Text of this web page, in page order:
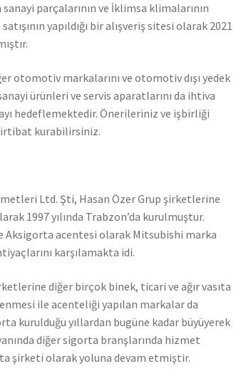
parçalarının ve İklimsa klimalarının
yapıldığı bir alışveriş sitesi olarak 2021
otomotiv markalarını ve otomotiv dışı yedek
ürünleri ve servis aparatlarını da ihtiva
hedeflemektedir. Önerileriniz ve işbirliği
kurabilirsiniz.
Ltd. Şti, Hasan Özer Grup şirketlerine
1997 yılında Trabzon’da kurulmuştur.
Aksigorta acentesi olarak Mitsubishi marka
karşılamakta idi.
diğer birçok binek, ticari ve ağır vasıta
ile acenteliği yapılan markalar da
kurulduğu yıllardan bugüne kadar büyüyerek
diğer sigorta branşlarında hizmet
şirketi olarak yoluna devam etmiştir.